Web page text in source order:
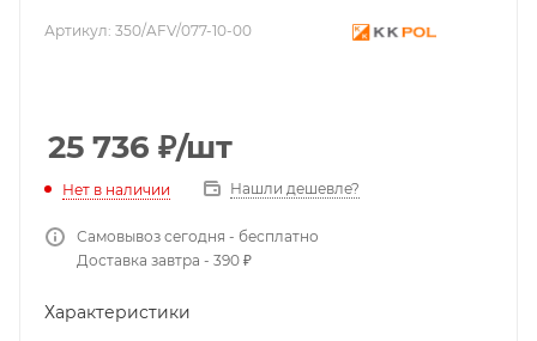
Артикул: 350/AFV/077-10-00
25 736 ₽/шт
Нет в наличии Нашли дешевле?
Самовывоз сегодня - бесплатно
Доставка завтра - 390 ₽
Характеристики